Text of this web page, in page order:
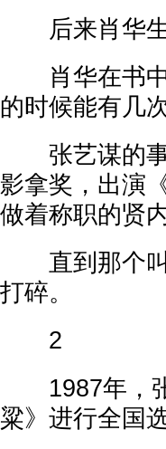
后来肖华生
肖华在书中
的时候能有几
张艺谋的事
影拿奖，出演
做着称职的贤内
直到那个叫
打碎。
2
1987年，张
粱》进行全国选